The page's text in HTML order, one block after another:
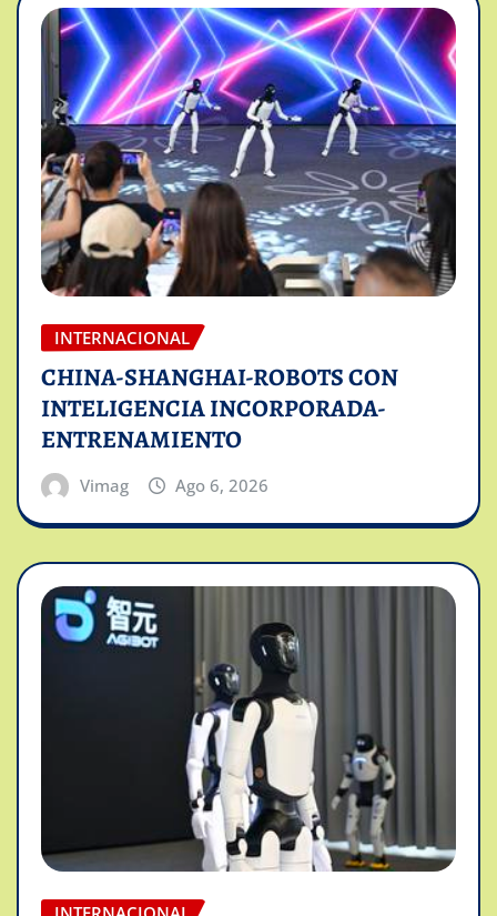
INTERNACIONAL
CHINA-SHANGHAI-ROBOTS CON
INTELIGENCIA INCORPORADA-
ENTRENAMIENTO
Vimag Ago 6, 2026